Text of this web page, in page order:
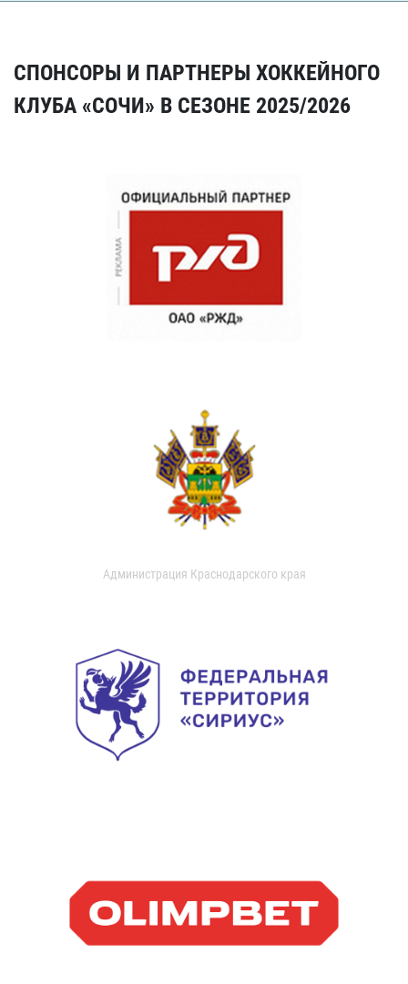
СПОНСОРЫ И ПАРТНЕРЫ ХОККЕЙНОГО
КЛУБА «СОЧИ» В СЕЗОНЕ 2025/2026
Администрация Краснодарского края